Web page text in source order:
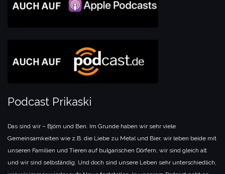
Podcast Prikaski
Das sind wir – Björn und Ben. Im Grunde haben wir sehr viele
Gemeinsamkeiten wie z.B. die Liebe zu Metal und Bier, wir leben beide mit
unseren Familien und Tieren auf bulgarischen Dörfern, wir sind gleich alt
und wir sind selbständig. Und doch sind unsere Leben sehr unterschiedlich,